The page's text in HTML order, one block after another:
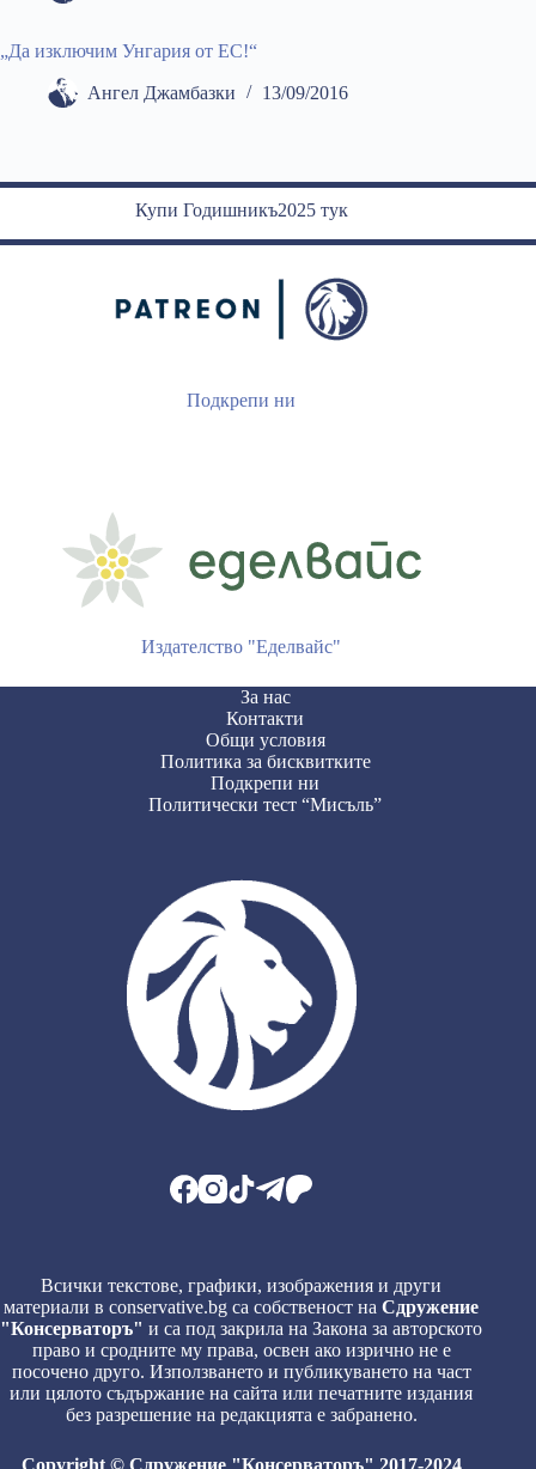
„Да изключим Унгария от ЕС!“
Ангел Джамбазки 13/09/2016
Купи Годишникъ2025 тук
Подкрепи ни
Издателство "Еделвайс"
За нас
Контакти
Общи условия
Политика за бисквитките
Подкрепи ни
Политически тест “Мисъль”
Всички текстове, графики, изображения и други
материали в conservative.bg са собственост наСдружение
"Консерваторъ" и са под закрила на Закона за авторското
право и сродните му права, освен ако изрично не е
посочено друго. Използването и публикуването на част
или цялото съдържание на сайта или печатните издания
без разрешение на редакцията е забранено.
Copyright © Сдружение "Консерваторъ" 2017-2024